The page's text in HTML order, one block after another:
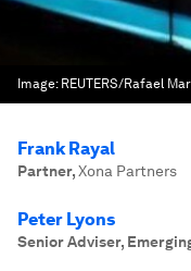
Image: REUTERS/Rafael
Frank Rayal
Partner,Xona Partners
Peter Lyons
Senior Adviser,